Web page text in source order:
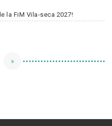
la FiM Vila-seca 2027!
»